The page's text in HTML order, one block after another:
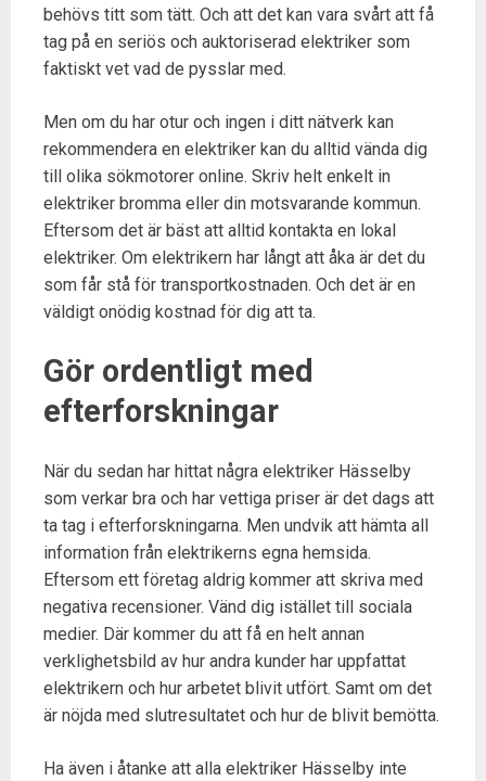
behövs titt som tätt. Och att det kan vara svårt att få
tag på en seriös och auktoriserad elektriker som
faktiskt vet vad de pysslar med.
Men om du har otur och ingen i ditt nätverk kan
rekommendera en elektriker kan du alltid vända dig
till olika sökmotorer online. Skriv helt enkelt in
elektriker bromma eller din motsvarande kommun.
Eftersom det är bäst att alltid kontakta en lokal
elektriker. Om elektrikern har långt att åka är det du
som får stå för transportkostnaden. Och det är en
väldigt onödig kostnad för dig att ta.
Gör ordentligt med
efterforskningar
När du sedan har hittat några elektriker Hässelby
som verkar bra och har vettiga priser är det dags att
ta tag i efterforskningarna. Men undvik att hämta all
information från elektrikerns egna hemsida.
Eftersom ett företag aldrig kommer att skriva med
negativa recensioner. Vänd dig istället till sociala
medier. Där kommer du att få en helt annan
verklighetsbild av hur andra kunder har uppfattat
elektrikern och hur arbetet blivit utfört. Samt om det
är nöjda med slutresultatet och hur de blivit bemötta.
Ha även i åtanke att alla elektriker Hässelby inte